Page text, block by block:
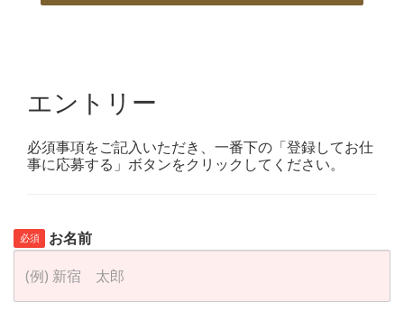
エントリー
必須事項をご記入いただき、一番下の「登録してお仕
事に応募する」ボタンをクリックしてください。
必須 お名前